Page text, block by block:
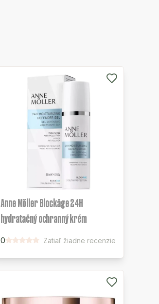
Anne Möller Blockâge 24H
hydratačný ochranný krém
0 Zatiaľ žiadne recenzie